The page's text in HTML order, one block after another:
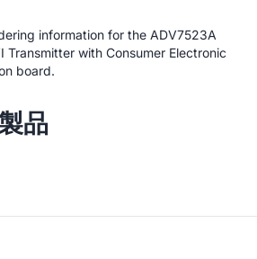
information for the ADV7523A
Transmitter with Consumer Electronic
board.
品